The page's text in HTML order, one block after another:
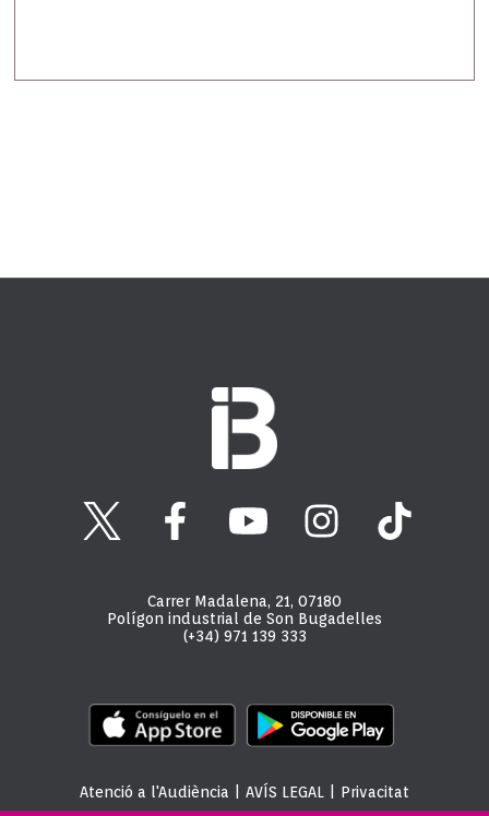
Carrer Madalena, 21, 07180
Polígon industrial de Son Bugadelles
(+34) 971 139 333
Atenció a l'Audiència AVÍS LEGAL Privacitat